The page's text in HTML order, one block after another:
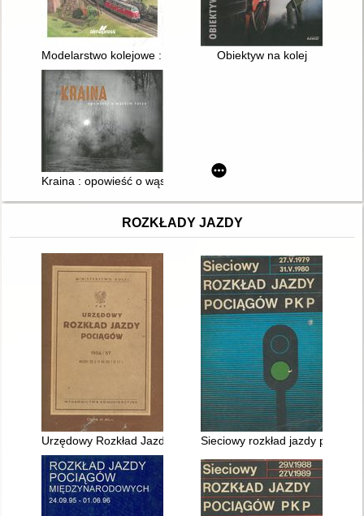
Modelarstwo kolejowe : planowanie układów torowych
Obiektyw na kolej
Kraina : opowieść o wąskim torze
ROZKŁADY JAZDY
Urzędowy Rozkład Jazdy ważny 3.VI.1956 - 1.VI.1957 r
Sieciowy rozkład jazdy